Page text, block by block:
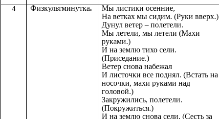
4 Физкультминутка.
Мы листики осенние,
На ветках мы сидим. (Руки вверх.)
Дунул ветер – полетели.
Мы летели, мы летели (Махи
руками.)
И на землю тихо сели.
(Приседание.)
Ветер снова набежал
И листочки все поднял. (Встать на
носочки, махи руками над
головой.)
Закружились, полетели.
(Покружиться.)
И на землю снова сели. (Сесть за